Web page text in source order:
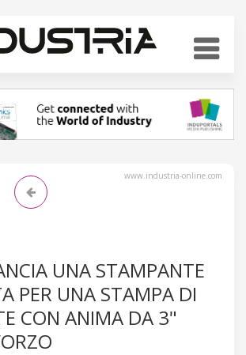
www.industria-online.com
UNA STAMPANTE
PER UNA STAMPA DI
CON ANIMA DA 3"